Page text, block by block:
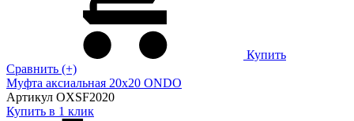
Купить
Сравнить (+)
Муфта аксиальная 20х20 ONDO
Артикул OXSF2020
Купить в 1 клик